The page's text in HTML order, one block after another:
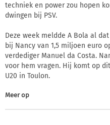
techniek en power zou hopen
dwingen bij PSV.
Deze week meldde A Bola al
bij Nancy van 1,5 miljoen euro
verdediger Manuel da Costa.
voor hem vragen. Hij komt op
U20 in Toulon.
Meer op